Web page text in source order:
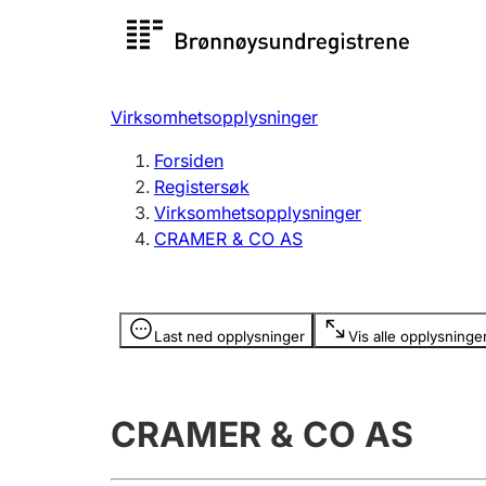
Registersøk
Registrere, endre, slette
Virksomhetsopplysninger
Forsiden
Registersøk
Virksomhetsopplysninger
CRAMER & CO AS
Last ned opplysninger Vis alle
Opplysninger er skjult
CRAMER & CO AS